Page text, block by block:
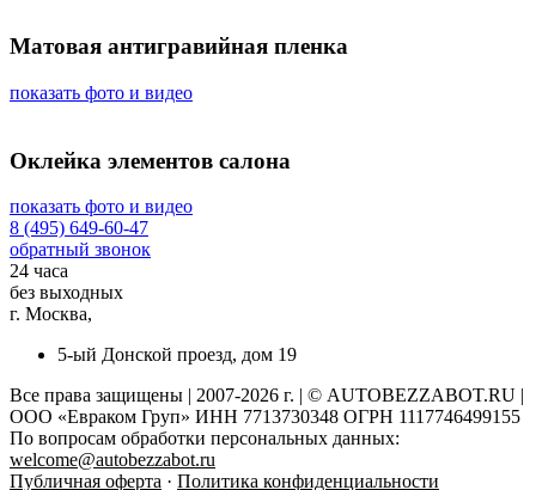
Матовая антигравийная пленка
показать фото и видео
Оклейка элементов салона
показать фото и видео
8 (495) 649-60-47
обратный звонок
24 часа
без выходных
г. Москва,
5-ый Донской проезд, дом 19
Все права защищены | 2007-2026 г. | © AUTOBEZZABOT.RU |
ООО «Евраком Груп» ИНН 7713730348 ОГРН 1117746499155
По вопросам обработки персональных данных:
welcome@autobezzabot.ru
Публичная оферта · Политика конфиденциальности